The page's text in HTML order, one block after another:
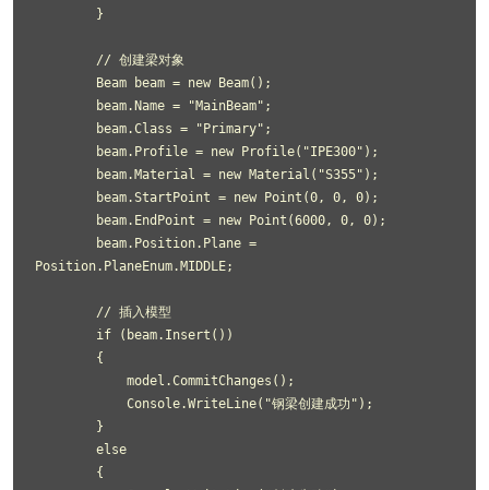
Position.PlaneEnum.MIDDLE;